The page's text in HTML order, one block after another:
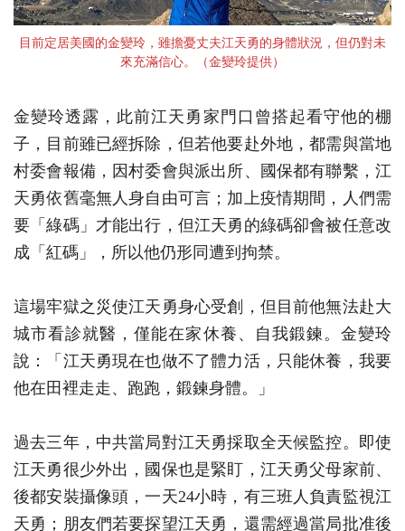
目前定居美國的金變玲，雖擔憂丈夫江天勇的身體狀況，但仍對未
來充滿信心。（金變玲提供）
金變玲透露，此前江天勇家門口曾搭起看守他的棚
子，目前雖已經拆除，但若他要赴外地，都需與當地
村委會報備，因村委會與派出所、國保都有聯繫，江
天勇依舊毫無人身自由可言；加上疫情期間，人們需
要「綠碼」才能出行，但江天勇的綠碼卻會被任意改
成「紅碼」，所以他仍形同遭到拘禁。
這場牢獄之災使江天勇身心受創，但目前他無法赴大
城市看診就醫，僅能在家休養、自我鍛鍊。金變玲
說：「江天勇現在也做不了體力活，只能休養，我要
他在田裡走走、跑跑，鍛鍊身體。」
過去三年，中共當局對江天勇採取全天候監控。即使
江天勇很少外出，國保也是緊盯，江天勇父母家前、
後都安裝攝像頭，一天24小時，有三班人負責監視江
天勇；朋友們若要探望江天勇，還需經過當局批准後